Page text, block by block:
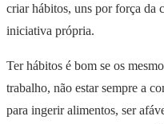
criar hábitos, uns por força da
iniciativa própria.
Ter hábitos é bom se os
trabalho, não estar sempre a
para ingerir alimentos, ser